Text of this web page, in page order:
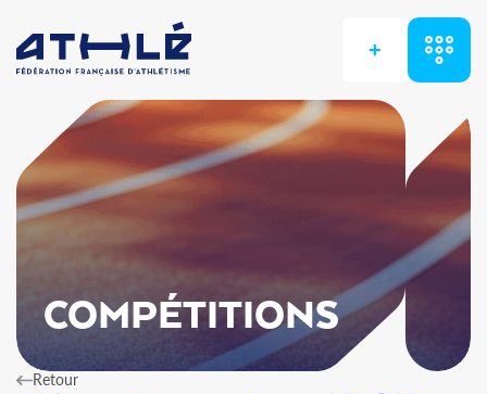
+
COMPÉTITIONS
Retour